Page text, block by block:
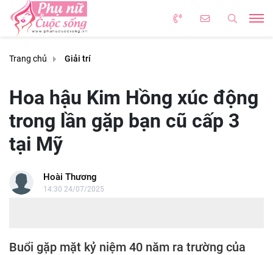
Trang chủ Giải trí
Hoa hậu Kim Hồng xúc động
trong lần gặp bạn cũ cấp 3
tại Mỹ
Hoài Thương
14:30 24/07/2025
Buổi gặp mặt kỷ niệm 40 năm ra trường của